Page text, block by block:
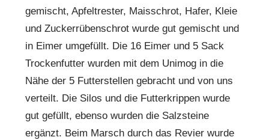
gemischt, Apfeltrester, Maisschrot, Hafer, Kleie
und Zuckerrübenschrot wurde gut gemischt und
in Eimer umgefüllt. Die 16 Eimer und 5 Sack
Trockenfutter wurden mit dem Unimog in die
Nähe der 5 Futterstellen gebracht und von uns
verteilt. Die Silos und die Futterkrippen wurde
gut gefüllt, ebenso wurden die Salzsteine
ergänzt. Beim Marsch durch das Revier wurde